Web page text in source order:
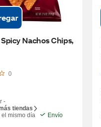
Nachos Chips,
0
-
tiendas
el mismo día
Envío